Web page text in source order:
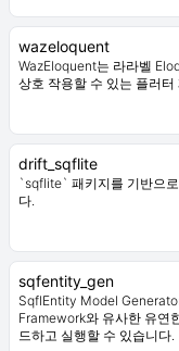
wazeloquent
WazEloquent는 라라벨
상호 작용할 수 있는 플러터
drift_sqflite
`sqflite` 패키지를 기반으
다.
sqfentity_gen
SqflEntity Model
Framework와 유사한 유연
드하고 실행할 수 있습니다.